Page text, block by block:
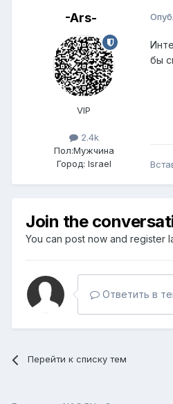
-Ars-
VIP
2.4k
Пол:Мужчина
Город: Israel
бы
Join the
You can post now and register
Ответить в
Перейти к списку тем